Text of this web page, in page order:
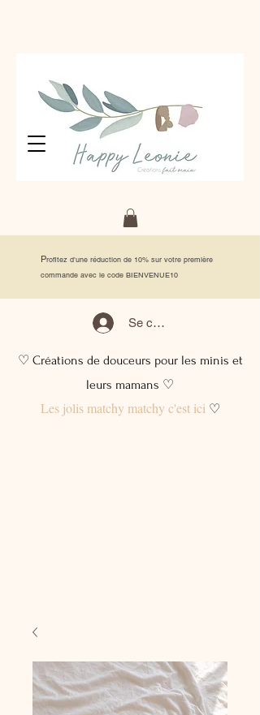
Profitez d'une réduction de 10% sur votre première
commande avec le code BIENVENUE10
Se connecter
♡ Créations de douceurs pour les minis et
leurs mamans ♡
Les jolis matchy matchy c'est ici♡